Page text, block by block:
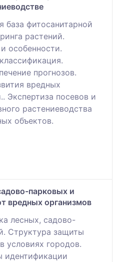
база фитосанитарной
растений.
особенности.
прогнозов.
вредных
Экспертиза посевов и
растениеводства
объектов.
парковых и
вредных организмов
лесных, садово-
Структура защиты
условиях городов.